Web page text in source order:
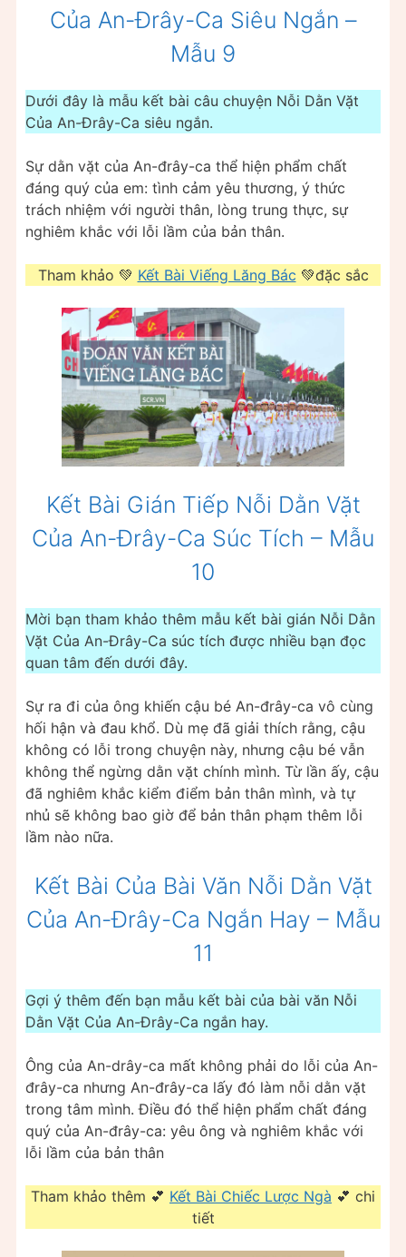
Của An-Đrây-Ca Siêu Ngắn –
Mẫu 9
Dưới đây là mẫu kết bài câu chuyện Nỗi Dằn Vặt
Của An-Đrây-Ca siêu ngắn.
Sự dằn vặt của An-đrây-ca thể hiện phẩm chất
đáng quý của em: tình cảm yêu thương, ý thức
trách nhiệm với người thân, lòng trung thực, sự
nghiêm khắc với lỗi lầm của bản thân.
Tham khảo 💚 Kết Bài Viếng Lăng Bác 💚đặc sắc
Kết Bài Gián Tiếp Nỗi Dằn Vặt
Của An-Đrây-Ca Súc Tích – Mẫu
10
Mời bạn tham khảo thêm mẫu kết bài gián Nỗi Dằn
Vặt Của An-Đrây-Ca súc tích được nhiều bạn đọc
quan tâm đến dưới đây.
Sự ra đi của ông khiến cậu bé An-đrây-ca vô cùng
hối hận và đau khổ. Dù mẹ đã giải thích rằng, cậu
không có lỗi trong chuyện này, nhưng cậu bé vẫn
không thể ngừng dằn vặt chính mình. Từ lần ấy, cậu
đã nghiêm khắc kiểm điểm bản thân mình, và tự
nhủ sẽ không bao giờ để bản thân phạm thêm lỗi
lầm nào nữa.
Kết Bài Của Bài Văn Nỗi Dằn Vặt
Của An-Đrây-Ca Ngắn Hay – Mẫu
11
Gợi ý thêm đến bạn mẫu kết bài của bài văn Nỗi
Dằn Vặt Của An-Đrây-Ca ngắn hay.
Ông của An-drây-ca mất không phải do lỗi của An-
đrây-ca nhưng An-đrây-ca lấy đó làm nỗi dằn vặt
trong tâm mình. Điều đó thể hiện phẩm chất đáng
quý của An-đrây-ca: yêu ông và nghiêm khắc với
lỗi lầm của bản thân
Tham khảo thêm 💕 Kết Bài Chiếc Lược Ngà 💕 chi
tiết